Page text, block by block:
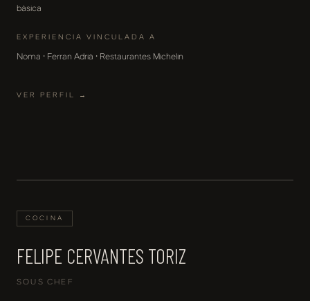
básica
EXPERIENCIA VINCULADA A
Noma · Ferran Adrià · Restaurantes Michelin
VER PERFIL →
COCINA
FELIPE CERVANTES TORIZ
SOUS CHEF